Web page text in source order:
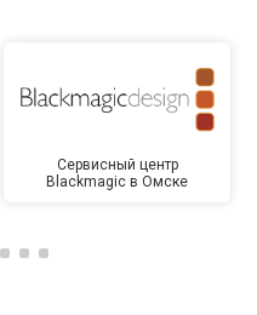
Сервисный центр
Blackmagic в Омске